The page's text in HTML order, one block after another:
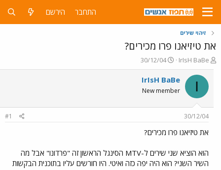
התחבר הירשם
זיהוי שירים
את טיזיאנו פרו מכירים?
פ
ו
ת
ח
ה
ש
א
IrIsH BaBe
פ
ו
ר
ם
ר
30/12/04
I
IrIsH BaBe
New member
30/12/04
#1
את טיזיאנו פרו מכירים?
הוא הוציא שני שירים ל-MTV הסינגל הראשון זה "פרדונו" אבל מה
השיר השני? הוא היה יפה כזה ואיטי. היו חורשים עליו בתוכנית הבקשות